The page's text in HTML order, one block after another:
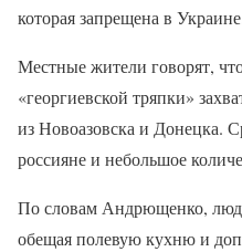
которая запрещена в
Местные жители говорят,
«георгиевской тряпки»
из Новоазовска и Донецка.
россияне и небольшое
По словам Андрющенко,
обещая полевую кухню и